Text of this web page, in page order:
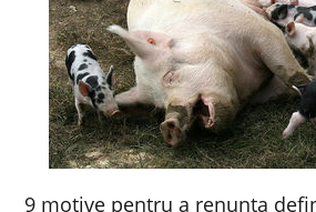
9 motive pentru a renunta